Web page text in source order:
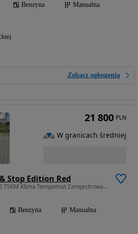
Benzyna
Manualna
Zobacz ogłoszenia
Stop Edition Red
999 cm3 • 75 KM • 1.0MPI 75KM Klima Tempomat Zarejestrowany Niski przebieg Stan BDB
Benzyna
Manualna
21 800 PLN
W granicach średniej